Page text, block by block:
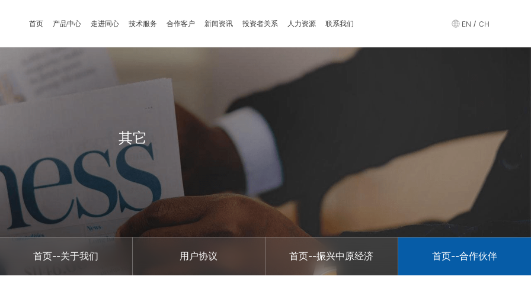
首页 产品中心 走进同心 技术服务 合作客户 新闻资讯 投资者关系 人力资源 联系我们 EN / CH
其它
首页--关于我们 用户协议 首页--振兴中原经济 首页--合作伙伴